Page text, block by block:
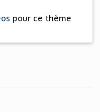
pour ce thème